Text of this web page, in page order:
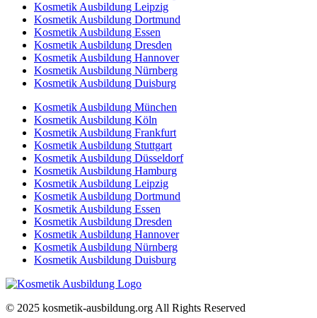
Kosmetik Ausbildung Leipzig
Kosmetik Ausbildung Dortmund
Kosmetik Ausbildung Essen
Kosmetik Ausbildung Dresden
Kosmetik Ausbildung Hannover
Kosmetik Ausbildung Nürnberg
Kosmetik Ausbildung Duisburg
Kosmetik Ausbildung München
Kosmetik Ausbildung Köln
Kosmetik Ausbildung Frankfurt
Kosmetik Ausbildung Stuttgart
Kosmetik Ausbildung Düsseldorf
Kosmetik Ausbildung Hamburg
Kosmetik Ausbildung Leipzig
Kosmetik Ausbildung Dortmund
Kosmetik Ausbildung Essen
Kosmetik Ausbildung Dresden
Kosmetik Ausbildung Hannover
Kosmetik Ausbildung Nürnberg
Kosmetik Ausbildung Duisburg
© 2025 kosmetik-ausbildung.org All Rights Reserved